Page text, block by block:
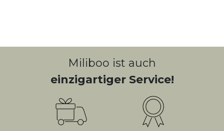
Miliboo ist auch
einzigartiger Service!